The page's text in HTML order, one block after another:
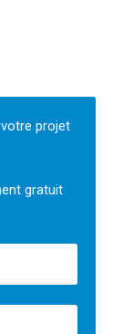
projet
gratuit